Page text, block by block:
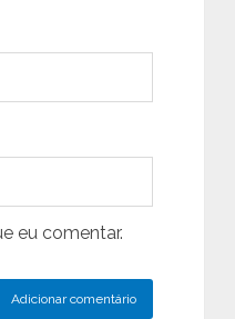
eu comentar.